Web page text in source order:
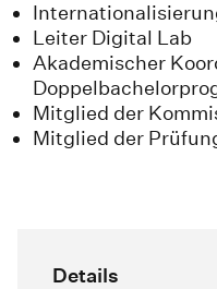
Leiter Digital Lab
Akademischer
Mitglied der
Mitglied der
Details